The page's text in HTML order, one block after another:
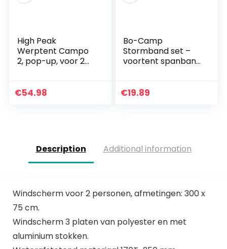
High Peak
Werptent Campo
2, pop-up, voor 2
badbodem, super
€54.98
Bo-Camp
Stormband set –
voortent spanband
caravan camping
€19.89
Description Additional information
Windscherm voor 2 personen, afmetingen: 300 x
75 cm.
Windscherm 3 platen van polyester en met
aluminium stokken.